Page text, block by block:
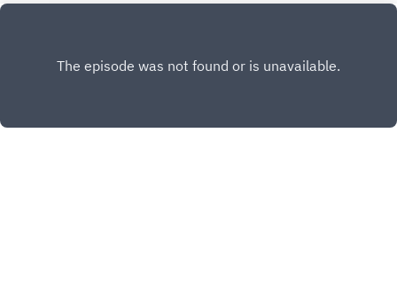
minimiser les effets du cannabis sur la